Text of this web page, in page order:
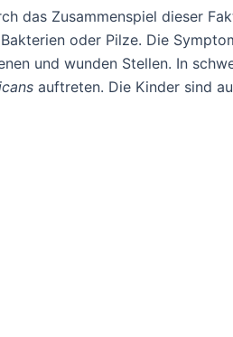
das Zusammenspiel dieser
oder Pilze. Die
und wunden Stellen. In
auftreten. Die Kinder sind